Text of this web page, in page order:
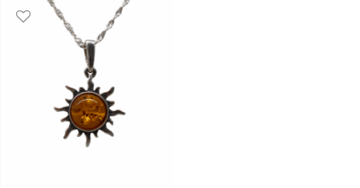
Añadir "Añadir a la lista de deseos" a la lista de deseos